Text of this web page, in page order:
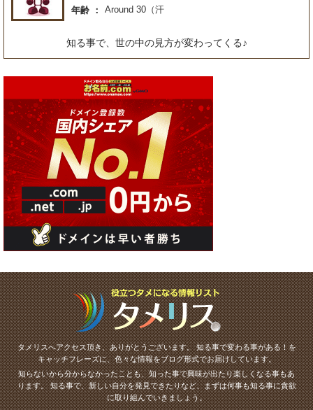
年齢
Around 30（汗
知る事で、世の中の見方が変わってくる♪
タメリスへアクセス頂き、ありがとうございます。知る事で変わる事がある！を
キャッチフレーズに、色々な情報をブログ形式でお届けしています。
知らないから分からなかったことも、知った事で興味が出たり楽しくなる事もあ
ります。知る事で、新しい自分を発見できたりなど、まずは何事も知る事に貪欲
に取り組んでいきましょう。